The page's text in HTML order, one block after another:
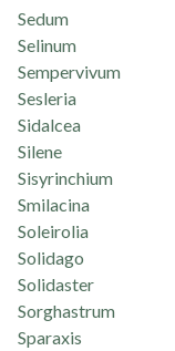
Sedum
Selinum
Sempervivum
Sesleria
Sidalcea
Silene
Sisyrinchium
Smilacina
Soleirolia
Solidago
Solidaster
Sorghastrum
Sparaxis